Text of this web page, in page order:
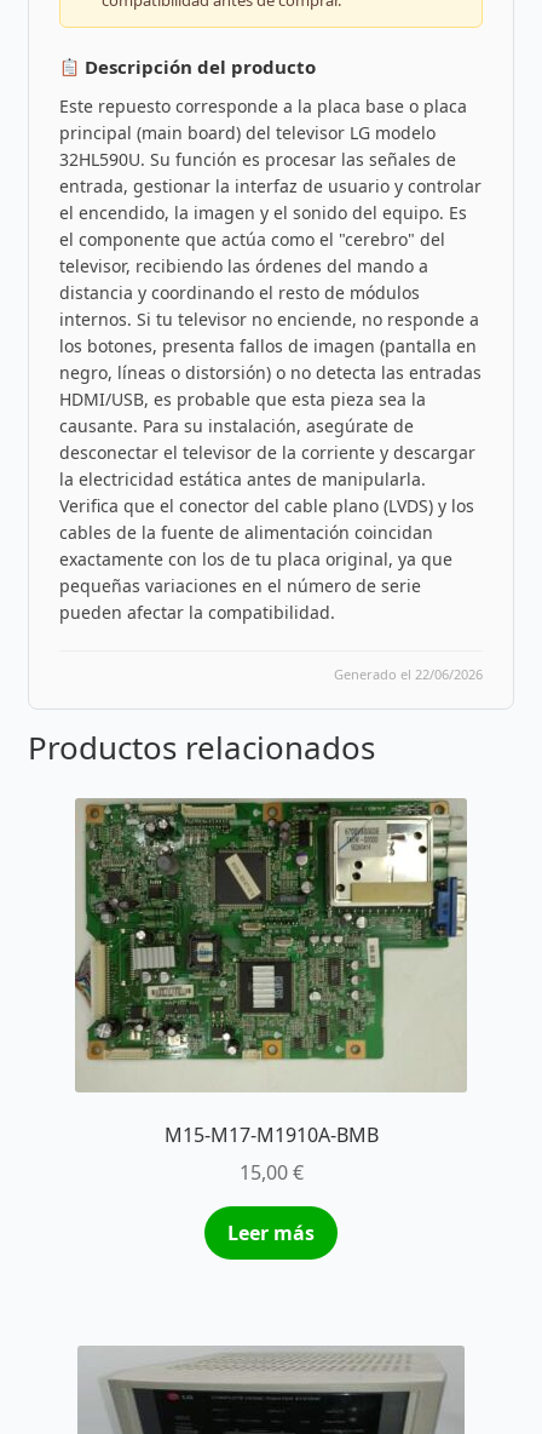
Descripción del producto
Este repuesto corresponde a la placa base o placa
principal (main board) del televisor LG modelo
32HL590U. Su función es procesar las señales de
entrada, gestionar la interfaz de usuario y controlar
el encendido, la imagen y el sonido del equipo. Es
el componente que actúa como el "cerebro" del
televisor, recibiendo las órdenes del mando a
distancia y coordinando el resto de módulos
internos. Si tu televisor no enciende, no responde a
los botones, presenta fallos de imagen (pantalla en
negro, líneas o distorsión) o no detecta las entradas
HDMI/USB, es probable que esta pieza sea la
causante. Para su instalación, asegúrate de
desconectar el televisor de la corriente y descargar
la electricidad estática antes de manipularla.
Verifica que el conector del cable plano (LVDS) y los
cables de la fuente de alimentación coincidan
exactamente con los de tu placa original, ya que
pequeñas variaciones en el número de serie
pueden afectar la compatibilidad.
Generado el 22/06/2026
Productos relacionados
M15-M17-M1910A-BMB
15,00€
Leer más